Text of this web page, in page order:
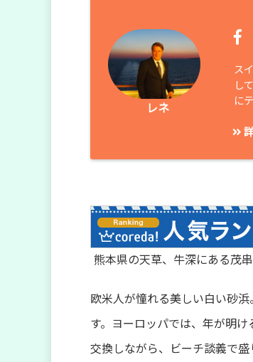
レネ
ス
し
に
熊本県の天草、牛深にある茂
欧米人が憧れる美しい白い砂
す。ヨーロッパでは、年が明
交換しながら、ビーチ談義で盛